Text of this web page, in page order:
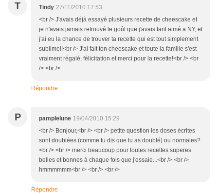
T Tindy 27/11/2010 17:53
<br /> J'avais déjà essayé plusieurs recette de cheescake et
je n'avais jamais retrouvé le goût que j'avais tant aimé a NY, et
j'ai eu la chance de trouver ta recette qui est tout simplement
sublime!!<br /> J'ai fait ton cheescake et toute la famille s'est
vraiment régalé, félicitation et merci pour la recette!<br /> <br
/> <br />
Répondre
P pamplelune 19/04/2010 15:29
<br /> Bonjour,<br /> <br /> petite question les doses écrites
sont doublées (comme tu dis que tu as doublé) ou normales?
<br /> <br /> merci beaucoup pour toutes recettes superes
belles et bonnes à chaque fois que j'essaie...<br /> <br />
hmmmmmm<br /> <br /> <br />
Répondre